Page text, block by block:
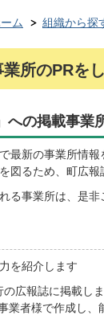
ム 組織から探
所のPRを
への掲載事業
最新の事業所情
図るため、町広報
る事業所は、是非
を紹介します
広報誌に掲載しま
業者様で作成し、